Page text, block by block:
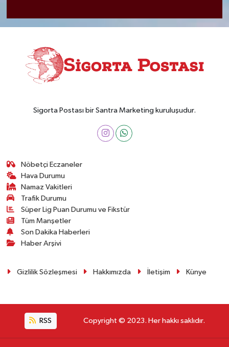
Sigorta Postası bir Santra Marketing kuruluşudur.
Nöbetçi Eczaneler
Hava Durumu
Namaz Vakitleri
Trafik Durumu
Süper Lig Puan Durumu ve Fikstür
Tüm Manşetler
Son Dakika Haberleri
Haber Arşivi
Gizlilik Sözleşmesi Hakkımızda İletişim Künye
RSS Copyright © 2023. Her hakkı saklıdır.